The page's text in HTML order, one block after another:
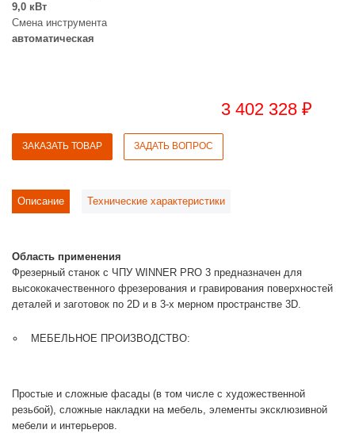
9,0 кВт
Смена инструмента
автоматическая
3 402 328 ₽
ЗАКАЗАТЬ ТОВАР ЗАДАТЬ ВОПРОС
Описание Технические характеристики
Область применения
Фрезерный станок с ЧПУ WINNER PRO 3 предназначен для
высококачественного фрезерования и гравирования поверхностей
деталей и заготовок по 2D и в 3-х мерном пространстве 3D.
МЕБЕЛЬНОЕ ПРОИЗВОДСТВО:
Простые и сложные фасады (в том числе с художественной
резьбой), сложные накладки на мебель, элементы эксклюзивной
мебели и интерьеров.